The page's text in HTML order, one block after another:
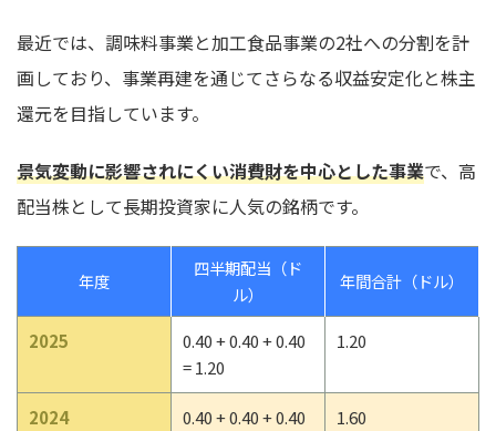
最近では、調味料事業と加工食品事業の2社への分割を計
画しており、事業再建を通じてさらなる収益安定化と株主
還元を目指しています。
景気変動に影響されにくい消費財を中心とした事業で、高
配当株として長期投資家に人気の銘柄です。
年度
四半期配当（ド
ル）
年間合計（ドル）
2025
0.40 + 0.40 + 0.40
= 1.20
1.20
2024
0.40 + 0.40 + 0.40
1.60